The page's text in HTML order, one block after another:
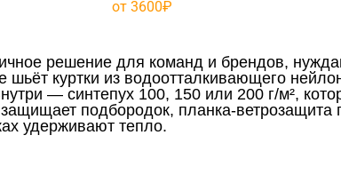
от 3600₽
решение для команд и брендов,
куртки из водоотталкивающего
— синтепух 100, 150 или 200 г/м²,
подбородок, планка-ветрозащита
удерживают тепло.